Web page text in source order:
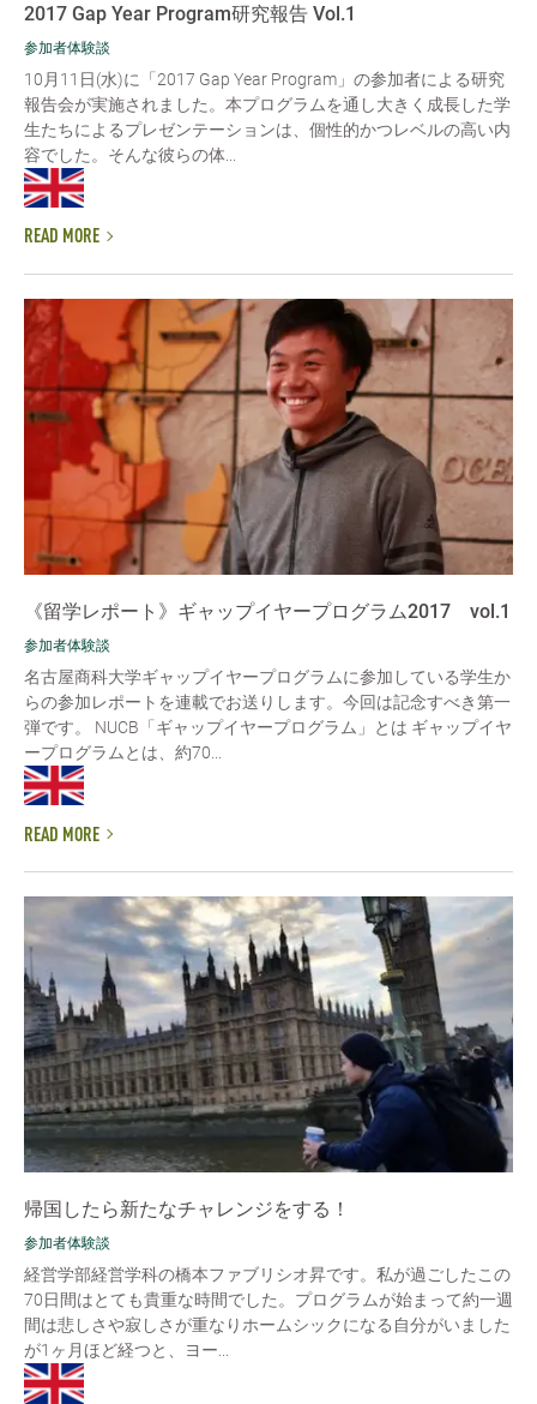
2017 Gap Year Program研究報告 Vol.1
参加者体験談
10月11日(水)に「2017 Gap Year Program」の参加者による研究
報告会が実施されました。本プログラムを通し大きく成長した学
生たちによるプレゼンテーションは、個性的かつレベルの高い内
容でした。そんな彼らの体...
READ MORE
《留学レポート》ギャップイヤープログラム2017 vol.1
参加者体験談
名古屋商科大学ギャップイヤープログラムに参加している学生か
らの参加レポートを連載でお送りします。今回は記念すべき第一
弾です。 NUCB「ギャップイヤープログラム」とは ギャップイヤ
ープログラムとは、約70...
READ MORE
帰国したら新たなチャレンジをする！
参加者体験談
経営学部経営学科の橋本ファブリシオ昇です。私が過ごしたこの
70日間はとても貴重な時間でした。プログラムが始まって約一週
間は悲しさや寂しさが重なりホームシックになる自分がいました
が1ヶ月ほど経つと、ヨー...